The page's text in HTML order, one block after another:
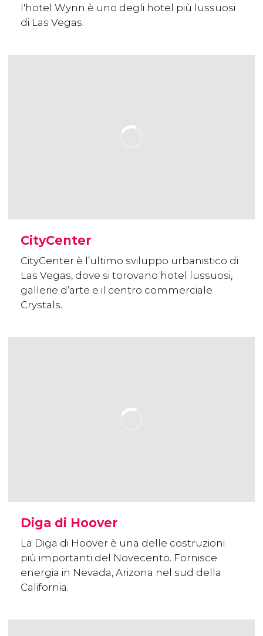
l'hotel Wynn è uno degli hotel più lussuosi
di Las Vegas.
CityCenter
CityCenter è l’ultimo sviluppo urbanistico di
Las Vegas, dove si torovano hotel lussuosi,
gallerie d’arte e il centro commerciale
Crystals.
Diga di Hoover
La Diga di Hoover è una delle costruzioni
più importanti del Novecento. Fornisce
energia in Nevada, Arizona nel sud della
California.